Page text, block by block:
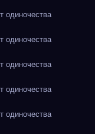
одиночества
одиночества
одиночества
одиночества
одиночества